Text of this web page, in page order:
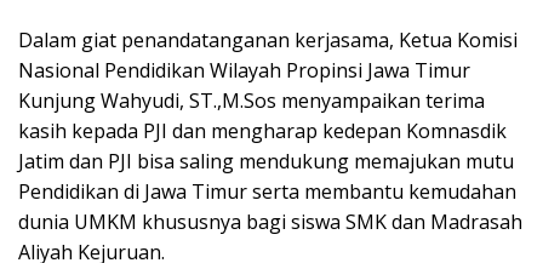
Dalam giat penandatanganan kerjasama, Ketua Komisi
Nasional Pendidikan Wilayah Propinsi Jawa Timur
Kunjung Wahyudi, ST.,M.Sos menyampaikan terima
kasih kepada PJI dan mengharap kedepan Komnasdik
Jatim dan PJI bisa saling mendukung memajukan mutu
Pendidikan di Jawa Timur serta membantu kemudahan
dunia UMKM khususnya bagi siswa SMK dan Madrasah
Aliyah Kejuruan.